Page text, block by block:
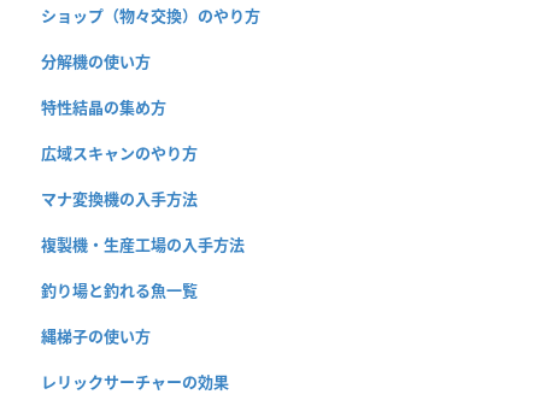
ショップ（物々交換）のやり方
分解機の使い方
特性結晶の集め方
広域スキャンのやり方
マナ変換機の入手方法
複製機・生産工場の入手方法
釣り場と釣れる魚一覧
縄梯子の使い方
レリックサーチャーの効果